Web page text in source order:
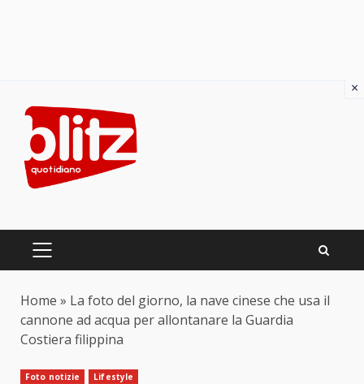
content
PRIMARY
Home » La foto del giorno, la nave cinese che usa il
cannone ad acqua per allontanare la Guardia
Costiera filippina
Foto notizie Lifestyle
×